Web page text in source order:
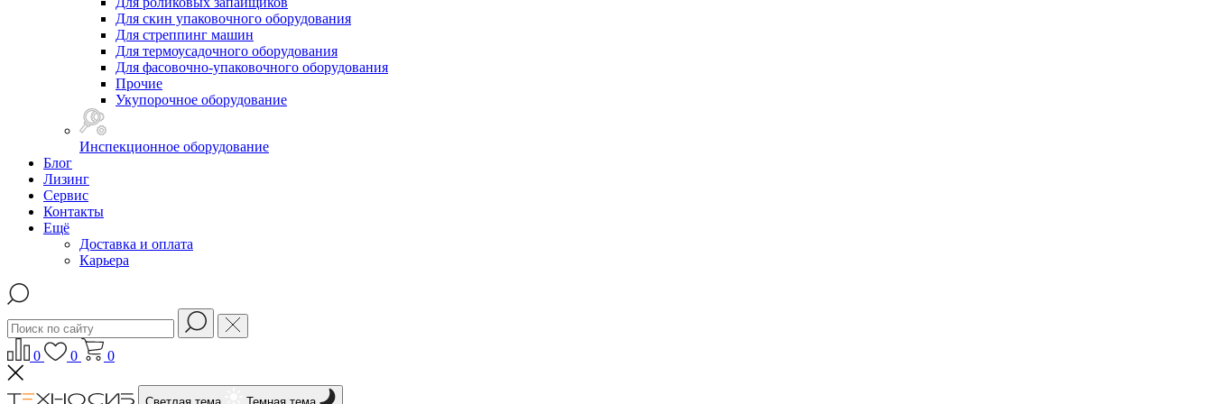
Для скин упаковочного оборудования
Для стреппинг машин
Для термоусадочного оборудования
Для фасовочно-упаковочного оборудования
Прочие
Укупорочное оборудование
Инспекционное оборудование
Блог
Лизинг
Сервис
Контакты
Ещё
Доставка и оплата
Карьера
0 0 0